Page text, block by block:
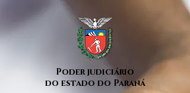
Poder judiciário
do estado do Paraná